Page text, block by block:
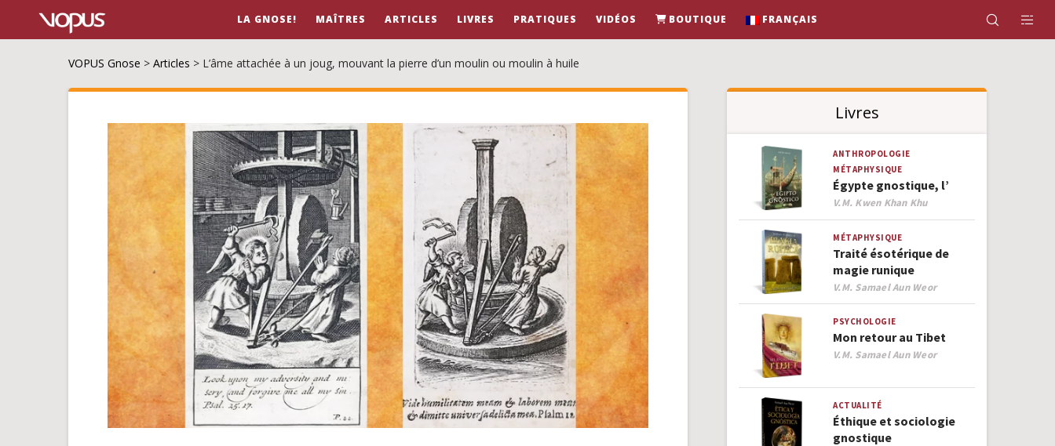
LA GNOSE! MAÎTRES ARTICLES LIVRES PRATIQUES VIDÉOS BOUTIQUE FRANÇAIS
VOPUS Gnose > Articles > L’âme attachée à un joug, mouvant la pierre d’un moulin ou moulin à huile
Livres
ANTHROPOLOGIE
MÉTAPHYSIQUE
Égypte gnostique, l’
Author
V.M. Kwen Khan Khu
MÉTAPHYSIQUE
Traité ésotérique de
magie runique
Author
V.M. Samael Aun Weor
PSYCHOLOGIE
Mon retour au Tibet
Author
V.M. Samael Aun Weor
ACTUALITÉ
Éthique et sociologie
gnostique